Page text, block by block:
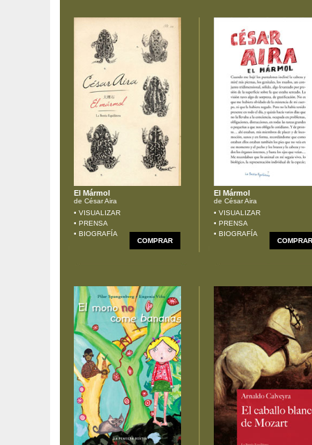
El Mármol
de César Aira
• VISUALIZAR
• PRENSA
• BIOGRAFÍA
COMPRAR
El Mármol
de César Aira
• VISUALIZAR
• PRENSA
• BIOGRAFÍA
COMPRAR